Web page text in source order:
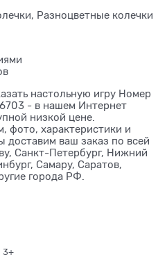
Разноцветные колечки
настольную игру Номер
- в нашем Интернет
низкой цене.
фото, характеристики и
доставим ваш заказ по всей
Санкт-Петербург, Нижний
Самару, Саратов,
города РФ.
3+